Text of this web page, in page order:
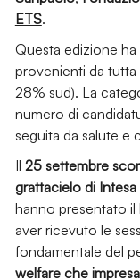
ETS.
Questa edizione
provenienti da
28% sud). La
numero di
seguita da salute e
Il 25 settembre
grattacielo di
hanno presentato
aver ricevuto le
fondamentale del
welfare che